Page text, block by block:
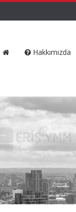
Hakkımızda